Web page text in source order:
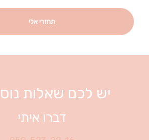
יש לכם שאלות
דברו איתי